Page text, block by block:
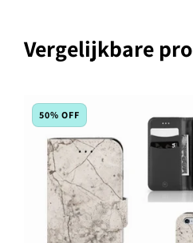
Vergelijkbare
50% OFF